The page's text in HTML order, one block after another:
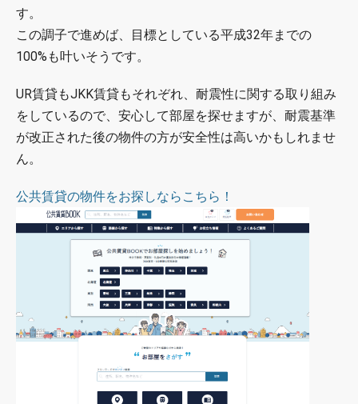
す。
この調子で進めば、目標としている平成32年までの
100%も叶いそうです。
UR賃貸もJKK賃貸もそれぞれ、耐震性に関する取り組み
をしているので、安心して部屋を探せますが、耐震基準
が改正された後の物件の方が安全性は高いかもしれませ
ん。
公共賃貸の物件をお探しならこちら！